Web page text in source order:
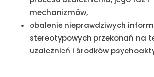
mechanizmów,
obalenie nieprawdziwych
stereotypowych przekonań na
uzależnień i środków